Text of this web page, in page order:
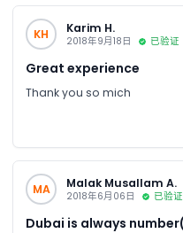
KH Karim H.
2018年9月18日 已验证
Great experience
Thank you so mich
MA Malak Musallam A.
2018年6月06日 已验证
Dubai is always